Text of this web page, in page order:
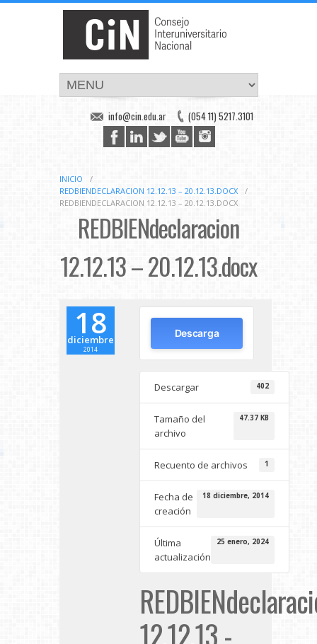
(054 11) 5217.3101
info@cin.edu.ar
INICIO
/
REDBIENDECLARACION 12.12.13 – 20.12.13.DOCX
/
REDBIENDECLARACION 12.12.13 – 20.12.13.DOCX
REDBIENdeclaracion
12.12.13 – 20.12.13.docx
18
diciembre
2014
Descarga
Descargar 402
Tamaño del
archivo
47.37 KB
Recuento de archivos 1
Fecha de
creación
18 diciembre, 2014
Última
actualización
25 enero, 2024
12.12.13 -